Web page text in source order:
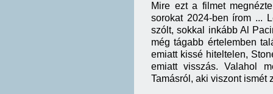
Mire ezt a filmet
sorokat 2024-ben írom ...
szólt, sokkal inkább Al
még tágabb értelemben
emiatt kissé hiteltelen,
emiatt visszás. Valahol
Tamásról, aki viszont ismét